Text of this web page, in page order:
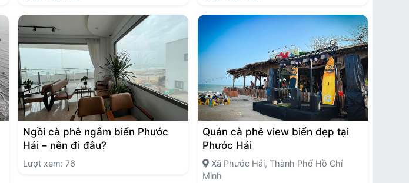
Ngồi cà phê ngắm biển Phước
Hải – nên đi đâu?
Lượt xem: 76
Quán cà phê view biển đẹp tại
Phước Hải
Xã Phước Hải, Thành Phố Hồ Chí
Minh